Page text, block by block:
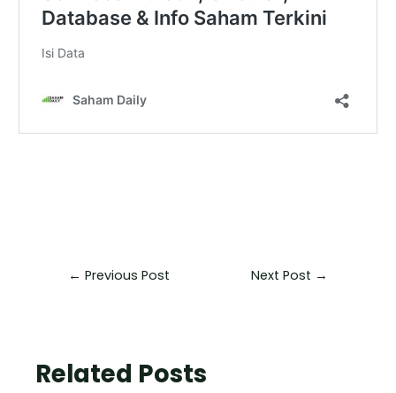
← Previous Post Next Post →
Related Posts